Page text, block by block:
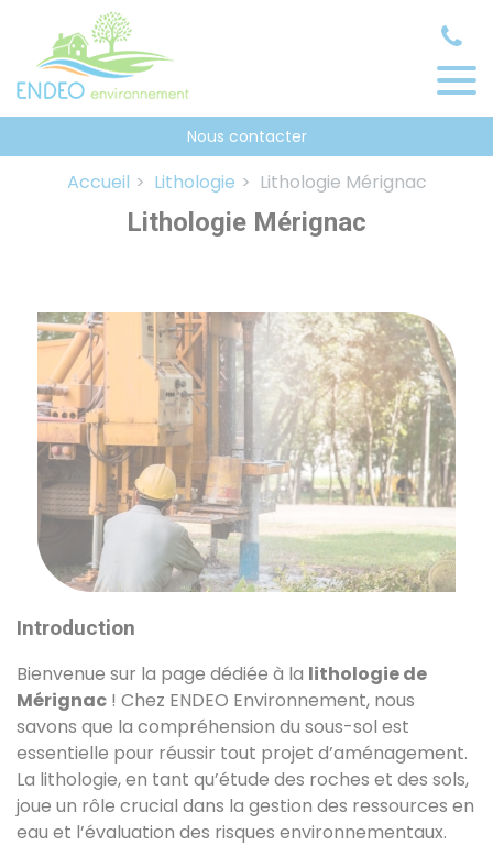
Nous contacter
Accueil Lithologie Lithologie Mérignac
Lithologie Mérignac
Introduction
Bienvenue sur la page dédiée à la lithologie de
Mérignac ! Chez ENDEO Environnement, nous
savons que la compréhension du sous-sol est
essentielle pour réussir tout projet d’aménagement.
La lithologie, en tant qu’étude des roches et des sols,
joue un rôle crucial dans la gestion des ressources en
eau et l’évaluation des risques environnementaux.
Panneau de gestion des cookies